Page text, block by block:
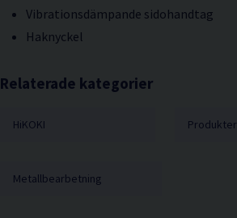
Vibrationsdämpande sidohandtag
Haknyckel
Relaterade kategorier
HiKOKI Produkter
Metallbearbetning